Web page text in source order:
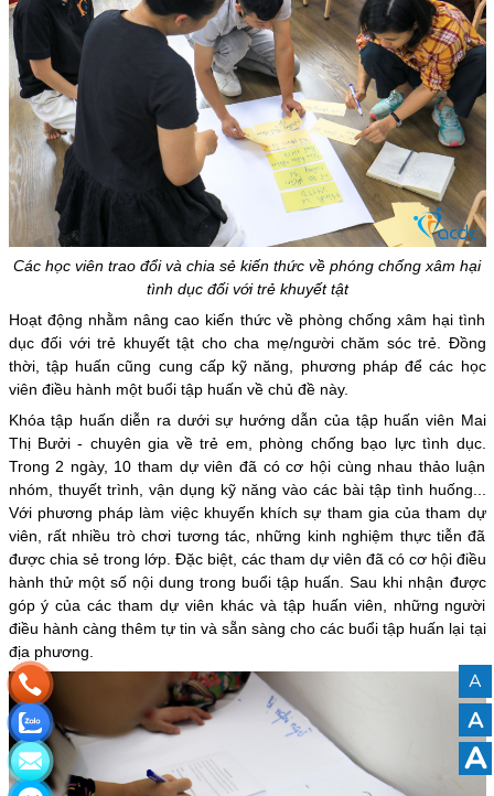
Các học viên trao đổi và chia sẻ kiến thức về phóng chống xâm hại
tình dục đối với trẻ khuyết tật
Hoạt động nhằm nâng cao kiến thức về phòng chống xâm hại tình
dục đối với trẻ khuyết tật cho cha mẹ/người chăm sóc trẻ. Đồng
thời, tập huấn cũng cung cấp kỹ năng, phương pháp để các học
viên điều hành một buổi tập huấn về chủ đề này.
Khóa tập huấn diễn ra dưới sự hướng dẫn của tập huấn viên Mai
Thị Bưởi - chuyên gia về trẻ em, phòng chống bạo lực tình dục.
Trong 2 ngày, 10 tham dự viên đã có cơ hội cùng nhau thảo luận
nhóm, thuyết trình, vận dụng kỹ năng vào các bài tập tình huống...
Với phương pháp làm việc khuyến khích sự tham gia của tham dự
viên, rất nhiều trò chơi tương tác, những kinh nghiệm thực tiễn đã
được chia sẻ trong lớp. Đặc biệt, các tham dự viên đã có cơ hội điều
hành thử một số nội dung trong buổi tập huấn. Sau khi nhận được
góp ý của các tham dự viên khác và tập huấn viên, những người
điều hành càng thêm tự tin và sẵn sàng cho các buổi tập huấn lại tại
địa phương.
A
A
A